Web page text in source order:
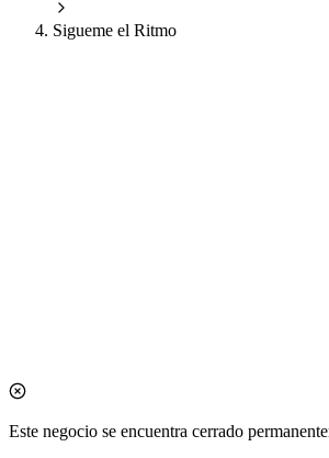
Sigueme el Ritmo
Este negocio se encuentra cerrado